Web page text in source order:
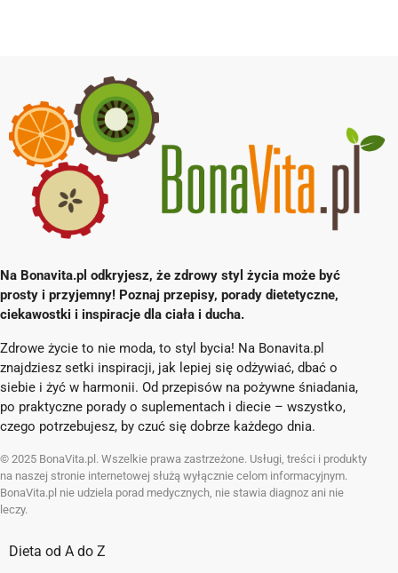
Na Bonavita.pl odkryjesz, że zdrowy styl życia może być
prosty i przyjemny! Poznaj przepisy, porady dietetyczne,
ciekawostki i inspiracje dla ciała i ducha.
Zdrowe życie to nie moda, to styl bycia! Na Bonavita.pl
znajdziesz setki inspiracji, jak lepiej się odżywiać, dbać o
siebie i żyć w harmonii. Od przepisów na pożywne śniadania,
po praktyczne porady o suplementach i diecie – wszystko,
czego potrzebujesz, by czuć się dobrze każdego dnia.
© 2025 BonaVita.pl. Wszelkie prawa zastrzeżone. Usługi, treści i produkty
na naszej stronie internetowej służą wyłącznie celom informacyjnym.
BonaVita.pl nie udziela porad medycznych, nie stawia diagnoz ani nie
leczy.
Dieta od A do Z